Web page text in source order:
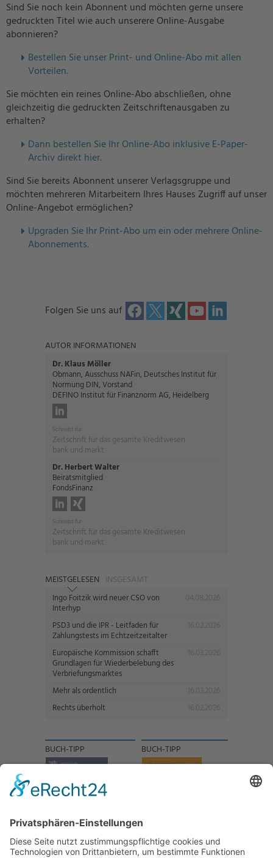
Sind Sie noch kein Abonnent und möchten gerne unsere
gedruckten Titel wie auch unserere Online-Ausgabe
abonnieren?
Bestellen Sie unser Print- und Online-Abo mit allen
Vorteilen.
Sie möchten ein reines Online-Abo abschließen, ohne
gleichzeitig die gedruckten Zeitschriftenausgaben zu
erhalten?
Dann bestellen Sie Ihr Online-Abo inklusive E-Paper-
Archiv direkt hier.
Sind Sie bereits Abonnent unserer Verlagsgruppe und
möchten mehreren Mitarbeitern Ihres Hauses Zugriff auf unser
Online-Angebot ermöglichen?
Upgraden Sie Ihr Print-Abo um ein oder mehrere Online-
Abonnements.
Folgen Sie uns auf
AUTOR INFORMATIONEN
Dr. Klaus Möller
Obmann, Ausschuss NAFin, Deutsches Institut für
Normung DIN, Vorstand
DEFINO Institut für Finanznorm AG, Heidelberg
Schreibt für:
Zeitschrift für das gesamte Kreditwesen
bank und markt
Dr. Herbert Walter
Beiratsmitglied
FondsFinanz
Schreibt für:
Zeitschrift für das gesamte Kreditwesen
bank und markt
MEISTGELESEN INSGESAMT
Ingo Foitzik wird neuer CSO von
Interhyp
PSD3 und die IPR - Leitfaden für
Zahlungstests im Echtzeitzeitalter
Europäische Kommission schafft
Grundlagen für Wiederbelebung des
Verbriefungsmarktes
Mehr als ordentlich
Rechts überholt
BUCH-TIPP BUCH-TIPP